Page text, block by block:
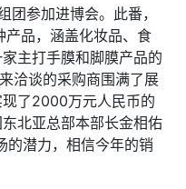
参加进博会。此番，
品，涵盖化妆品、食
主打手膜和脚膜产品的
洽谈的采购商围满了展
了2000万元人民币的
北亚总部本部长金相佑
的潜力，相信今年的销